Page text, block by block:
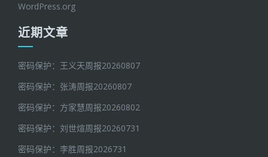
WordPress.org
近期文章
密码保护：王义天周报20260807
密码保护：张涛周报20260807
密码保护：方家慧周报20260802
密码保护：刘世煊周报20260731
密码保护：李胜周报2026731